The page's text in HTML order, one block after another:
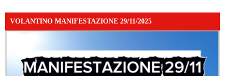
VOLANTINO MANIFESTAZIONE 29/11/2025